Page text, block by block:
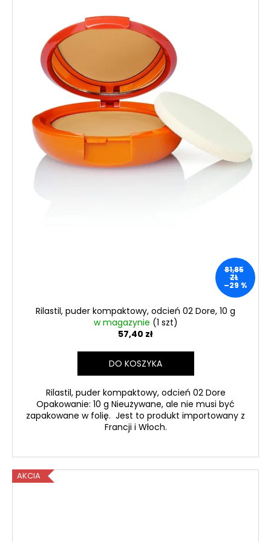
81,85
ZŁ
–29 %
Rilastil, puder kompaktowy, odcień 02 Dore, 10 g
w magazynie (1 szt)
57,40 zł
DO KOSZYKA
Rilastil, puder kompaktowy, odcień 02 Dore
Opakowanie: 10 g Nieużywane, ale nie musi być
zapakowane w folię. Jest to produkt importowany z
Francji i Włoch.
AKCIA